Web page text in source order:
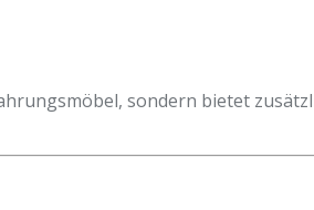
sondern bietet